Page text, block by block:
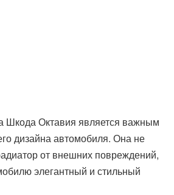
Шкода Октавия является важным
дизайна автомобиля. Она не
от внешних повреждений,
элегантный и стильный